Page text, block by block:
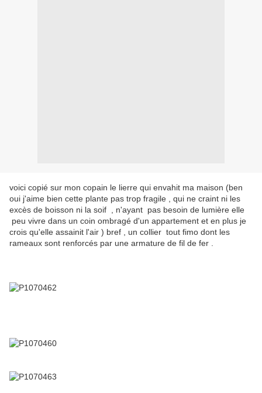
voici copié sur mon copain le lierre qui envahit ma maison (ben
oui j'aime bien cette plante pas trop fragile , qui ne craint ni les
excès de boisson ni la soif , n'ayant pas besoin de lumière elle
peu vivre dans un coin ombragé d'un appartement et en plus je
crois qu'elle assainit l'air ) bref , un collier tout fimo dont les
rameaux sont renforcés par une armature de fil de fer .